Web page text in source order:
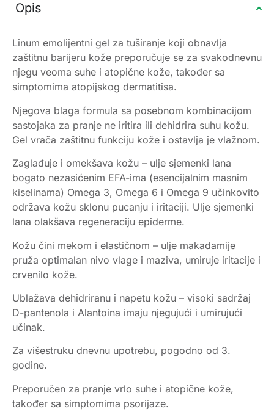
Opis
Linum emolijentni gel za tuširanje koji obnavlja
zaštitnu barijeru kože preporučuje se za svakodnevnu
njegu veoma suhe i atopične kože, također sa
simptomima atopijskog dermatitisa.
Njegova blaga formula sa posebnom kombinacijom
sastojaka za pranje ne iritira ili dehidrira suhu kožu.
Gel vrača zaštitnu funkciju kože i ostavlja je vlažnom.
Zaglađuje i omekšava kožu – ulje sjemenki lana
bogato nezasićenim EFA-ima (esencijalnim masnim
kiselinama) Omega 3, Omega 6 i Omega 9 učinkovito
održava kožu sklonu pucanju i iritaciji. Ulje sjemenki
lana olakšava regeneraciju epiderme.
Kožu čini mekom i elastičnom – ulje makadamije
pruža optimalan nivo vlage i maziva, umiruje iritacije i
crvenilo kože.
Ublažava dehidriranu i napetu kožu – visoki sadržaj
D-pantenola i Alantoina imaju njegujući i umirujući
učinak.
Za višestruku dnevnu upotrebu, pogodno od 3.
godine.
Preporučen za pranje vrlo suhe i atopične kože,
također sa simptomima psorijaze.